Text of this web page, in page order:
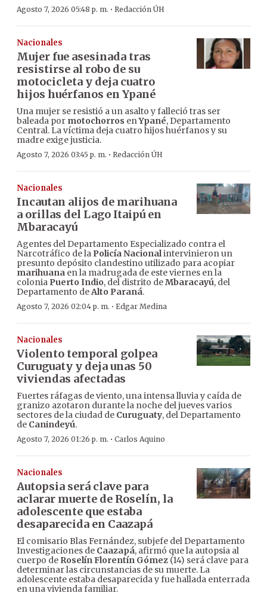
Agosto 7, 2026 05:48 p. m. · Redacción ÚH
Nacionales
Mujer fue asesinada tras
resistirse al robo de su
motocicleta y deja cuatro
hijos huérfanos en Ypané
Una mujer se resistió a un asalto y falleció tras ser
baleada por motochorros enYpané, Departamento
Central. La víctima deja cuatro hijos huérfanos y su
madre exige justicia.
Agosto 7, 2026 03:45 p. m. · Redacción ÚH
Nacionales
Incautan alijos de marihuana
a orillas del Lago Itaipú en
Mbaracayú
Agentes del Departamento Especializado contra el
Narcotráfico de la Policía Nacionalintervinieron un
presunto depósito clandestino utilizado para acopiar
marihuana en la madrugada de este viernes en la
colonia Puerto Indio, del distrito deMbaracayú, del
Departamento deAlto Paraná.
Agosto 7, 2026 02:04 p. m. · Edgar Medina
Nacionales
Violento temporal golpea
Curuguaty y deja unas 50
viviendas afectadas
Fuertes ráfagas de viento, una intensa lluvia y caída de
granizo azotaron durante la noche del jueves varios
sectores de la ciudad de Curuguaty, del Departamento
de Canindeyú.
Agosto 7, 2026 01:26 p. m. · Carlos Aquino
Nacionales
Autopsia será clave para
aclarar muerte de Roselín, la
adolescente que estaba
desaparecida en Caazapá
El comisario Blas Fernández, subjefe del Departamento
Investigaciones de Caazapá, afirmó que la autopsia al
cuerpo de Roselín Florentín Gómez (14) será clave para
determinar las circunstancias de su muerte. La
adolescente estaba desaparecida y fue hallada enterrada
en una vivienda familiar.